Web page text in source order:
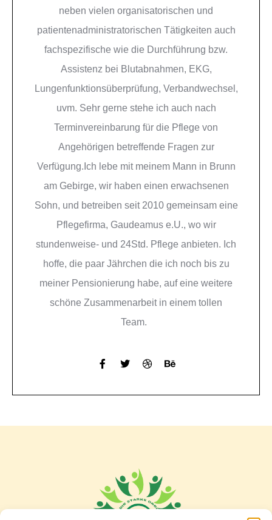
neben vielen organisatorischen und
patientenadministratorischen Tätigkeiten auch
fachspezifische wie die Durchführung bzw.
Assistenz bei Blutabnahmen, EKG,
Lungenfunktionsüberprüfung, Verbandwechsel,
uvm. Sehr gerne stehe ich auch nach
Terminvereinbarung für die Pflege von
Angehörigen betreffende Fragen zur
Verfügung.Ich lebe mit meinem Mann in Brunn
am Gebirge, wir haben einen erwachsenen
Sohn, und betreiben seit 2010 gemeinsam eine
Pflegefirma, Gaudeamus e.U., wo wir
stundenweise- und 24Std. Pflege anbieten. Ich
hoffe, die paar Jährchen die ich noch bis zu
meiner Pensionierung habe, auf eine weitere
schöne Zusammenarbeit in einem tollen
Team.